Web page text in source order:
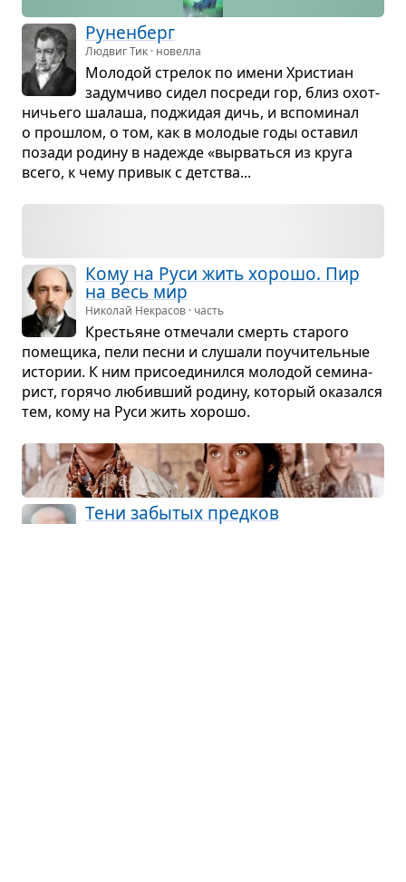
Рунен­берг
Людвиг Тик · новелла
Моло­дой стре­лок по имени Хри­стиан
задум­чиво сидел посреди гор, близ охот­
ни­чьего шалаша, под­жи­дая дичь, и вспо­ми­нал
о про­шлом, о том, как в моло­дые годы оста­вил
позади родину в наде­жде «вырваться из круга
всего, к чему при­вык с дет­ства...
Кому на Руси жить хорошо. Пир
на весь мир
Николай Некрасов · часть
Кре­стьяне отме­чали смерть ста­рого
поме­щика, пели песни и слу­шали поучи­тель­ные
исто­рии. К ним при­со­еди­нился моло­дой семи­на­
рист, горячо любив­ший родину, кото­рый ока­зался
тем, кому на Руси жить хорошо.
Тени забы­тых пред­ков